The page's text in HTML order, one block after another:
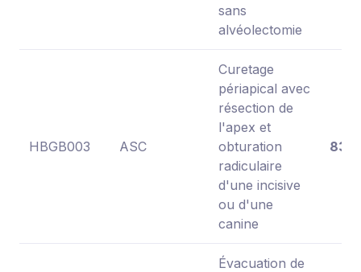
sans
alvéolectomie
HBGB003 ASC
Curetage
périapical avec
résection de
l'apex et
obturation
radiculaire
d'une incisive
ou d'une
canine
Évacuation de